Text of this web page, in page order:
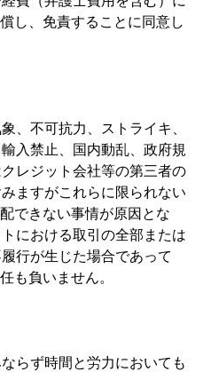
し、免責することに同意し
、不可抗力、ストライキ、
入禁止、国内動乱、政府規
レジット会社等の第三者の
ますがこれらに限られない
できない事情が原因とな
における取引の全部または
行が生じた場合であって
も負いません。
らず時間と労力においても